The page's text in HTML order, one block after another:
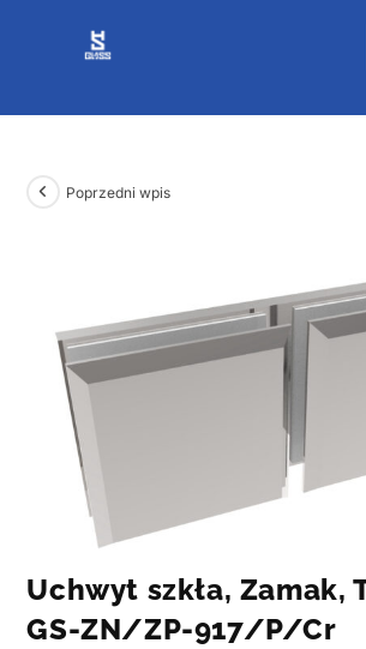
Poprzedni wpis
Uchwyt szkła, Zamak,
GS-ZN/ZP-917/P/Cr